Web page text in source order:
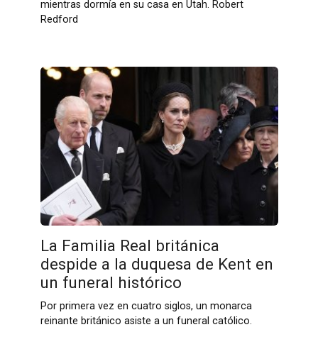
mientras dormía en su casa en Utah. Robert
Redford
La Familia Real británica
despide a la duquesa de Kent en
un funeral histórico
Por primera vez en cuatro siglos, un monarca
reinante británico asiste a un funeral católico.